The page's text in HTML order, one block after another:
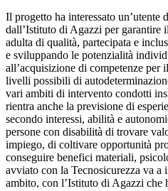
Il progetto ha interessato
dall’Istituto di Agazzi per garantire
adulta di qualità, partecipata e
e sviluppando le potenzialità
all’acquisizione di competenze
livelli possibili di
vari ambiti di intervento condotti
rientra anche la previsione di
secondo interessi, abilità e
persone con disabilità di trovare
impiego, di coltivare opportunità
conseguire benefici materiali,
avviato con la Tecnosicurezza va a
ambito, con l’Istituto di Agazzi